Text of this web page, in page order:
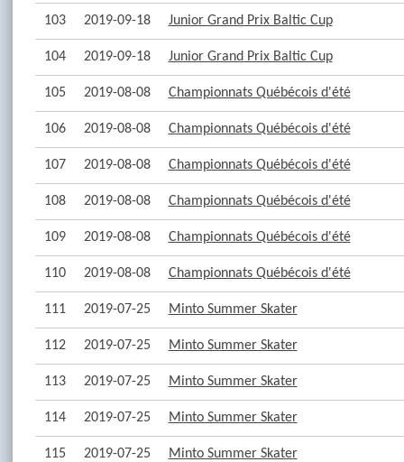
103 2019-09-18 Junior Grand Prix Baltic Cup
104 2019-09-18 Junior Grand Prix Baltic Cup
105 2019-08-08 Championnats Québécois d'été
106 2019-08-08 Championnats Québécois d'été
107 2019-08-08 Championnats Québécois d'été
108 2019-08-08 Championnats Québécois d'été
109 2019-08-08 Championnats Québécois d'été
110 2019-08-08 Championnats Québécois d'été
111 2019-07-25 Minto Summer Skater
112 2019-07-25 Minto Summer Skater
113 2019-07-25 Minto Summer Skater
114 2019-07-25 Minto Summer Skater
115 2019-07-25 Minto Summer Skater